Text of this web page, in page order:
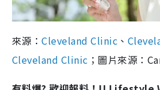
來源：Cleveland Clinic 、
Cleveland Clinic ；圖片來源：